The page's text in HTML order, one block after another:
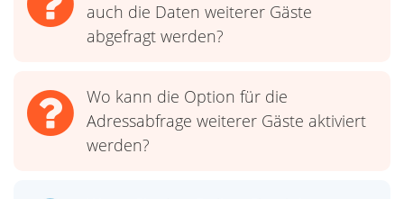
auch die Daten weiterer Gäste
abgefragt werden?
Wo kann die Option für die
Adressabfrage weiterer Gäste aktiviert
werden?